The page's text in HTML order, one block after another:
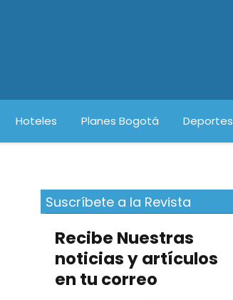
Hoteles Planes Bogotá Deportes
Suscríbete a la Revista
Recibe Nuestras
noticias y artículos
en tu correo